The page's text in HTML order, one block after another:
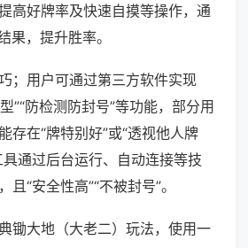
高好牌率及快速自摸等操作，通
果，提升胜率。
；用户可通过第三方软件实现
”“防检测防封号”等功能，部分用
存在“牌特别好”或“透视他人牌
通过后台运行、自动连接等技
“安全性高”“不被封号”。
锄大地（大老二）玩法，使用一